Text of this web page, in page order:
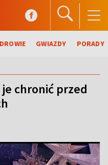
GWIAZDY PORADY
chronić przed